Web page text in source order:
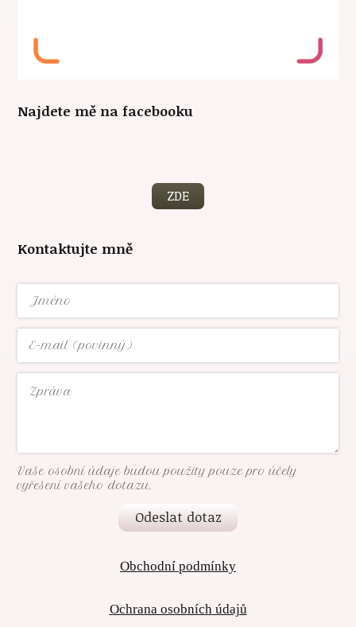
Najdete mě na facebooku
ZDE
Kontaktujte mně
Vaše osobní údaje budou použity pouze pro účely
vyřešení vašeho dotazu.
Odeslat dotaz
Obchodní podmínky
Ochrana osobních údajů